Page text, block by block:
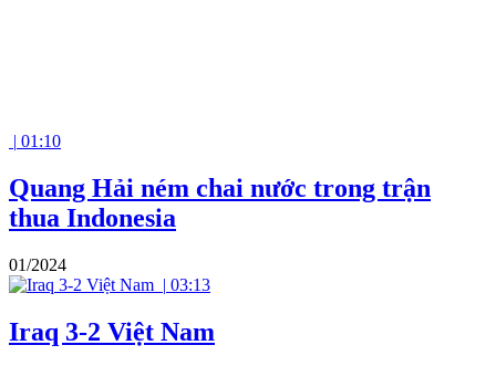
| 01:10
Quang Hải ném chai nước trong trận
thua Indonesia
01/2024
| 03:13
Iraq 3-2 Việt Nam